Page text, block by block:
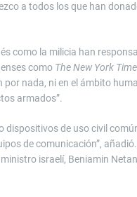
a todos los que han
como la milicia han
como TheNew York
por nada, ni en el ámbito
armados”.
dispositivos de uso civil
de comunicación”,
israelí, Beniamin